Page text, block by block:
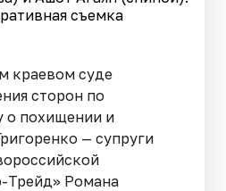
съемка
краевом суде
сторон по
о похищении и
— супруги
Трейд» Романа